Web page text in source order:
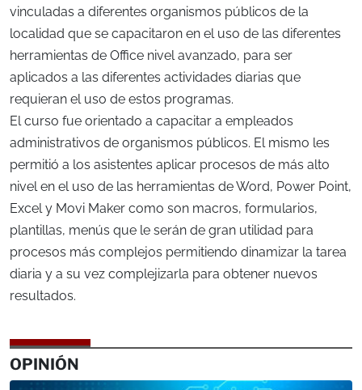
vinculadas a diferentes organismos públicos de la
localidad que se capacitaron en el uso de las diferentes
herramientas de Office nivel avanzado, para ser
aplicados a las diferentes actividades diarias que
requieran el uso de estos programas.
El curso fue orientado a capacitar a empleados
administrativos de organismos públicos. El mismo les
permitió a los asistentes aplicar procesos de más alto
nivel en el uso de las herramientas de Word, Power Point,
Excel y Movi Maker como son macros, formularios,
plantillas, menús que le serán de gran utilidad para
procesos más complejos permitiendo dinamizar la tarea
diaria y a su vez complejizarla para obtener nuevos
resultados.
OPINIÓN